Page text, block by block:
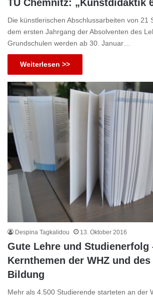
TU Chemnitz: „Kunstdidaktik
Die künstlerischen Abschlussarbeiten von 21
dem ersten Jahrgang der Absolventen des
Grundschulen werden ab 30. Januar…
Weiterlesen >>
Despina Tagkalidou 13. Oktober 2016
Gute Lehre und Studienerfolg
Kernthemen der WHZ und
Bildung
Mehr als 4.500 Studierende starteten an der